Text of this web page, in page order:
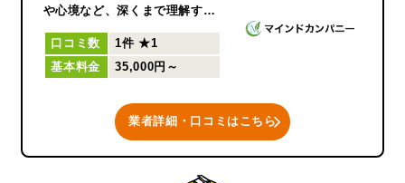
おり、遺品整理士が在籍してい
ます。
や心境など、深くまで理解する
為にお見積もりの際には時間を
かけてヒアリングを行っていま
す。
して同じ遺品整理の内容となる
事はありません。
口コミ数 1件 ★1
基本料金
35,000円～
業者詳細・口コミはこちら